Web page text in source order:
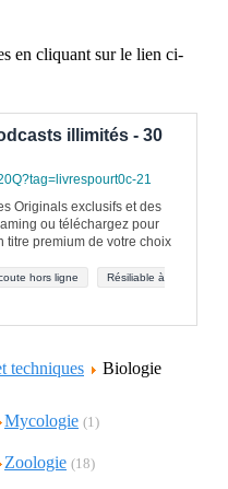
en cliquant sur le lien ci-
illimités - 30
21
Originals exclusifs et des
ou téléchargez pour
titre premium de votre choix
hors ligne
Résiliable à
techniques Biologie
Mycologie (1)
Zoologie (18)